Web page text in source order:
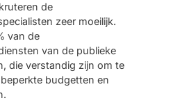
de
zeer moeilijk.
van de
van de publieke
die verstandig zijn om te
budgetten en